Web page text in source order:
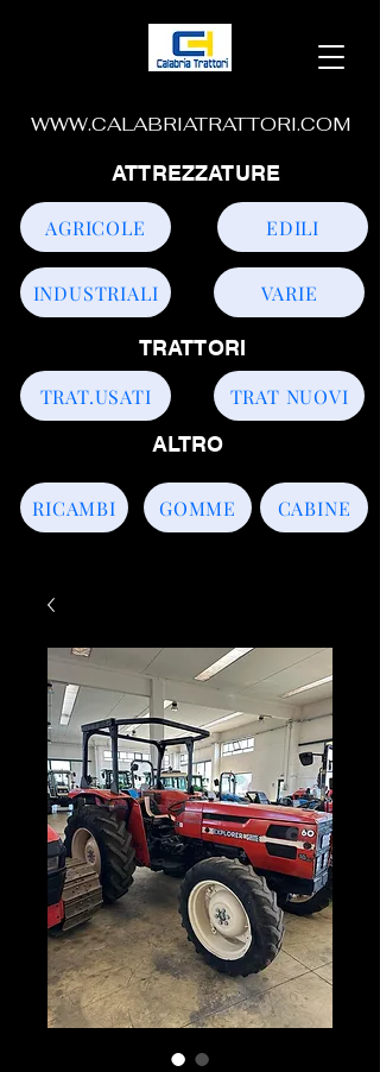
WWW.CALABRIATRATTORI.COM
TRAT.USATI TRAT NUOVI
INDUSTRIALI
AGRICOLE EDILI
VARIE
CABINE
GOMME
RICAMBI
ATTREZZATURE
TRATTORI
ALTRO